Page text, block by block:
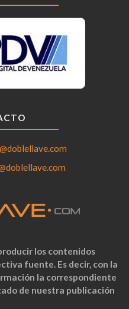
los contenidos
fuente. Es decir, con la
la correspondiente
de nuestra publicación